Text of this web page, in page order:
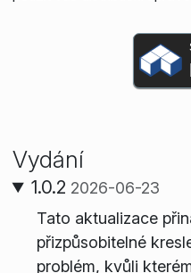
Vydání
1.0.2 2026-06-23
Tato aktualizace
přizpůsobitelné
problém, kvůli